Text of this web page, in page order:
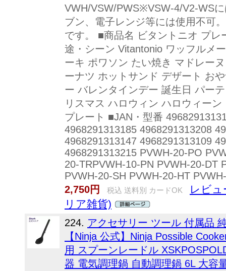
VWH/VSW/PWS※VSW-4/V2-WS
ブン、電子レンジ等には使用不可
です。 ■商品名 ビタントニオ プ
途・シーン Vitantonio ワッフルメ
ーキ ポワソン たい焼き マドレー
ーナツ ホットサンド デザート お
ー バレンタインデー 誕生日 パー
リスマス ハロウィン ハロウィー
プレート ■JAN・型番
4968291313185 4968291313208
4968291313147 4968291313109
4968291313215 PVWH-20-PO
20-TRPVWH-10-PN PVWH-20-DT
PVWH-20-SH PVWH-20-HT
2,750円
税込 送料別 カードOK
レビュ
リア雑貨)
224. アクセサリー ツール 付属品
【Ninja 公式】Ninja Possible
用 スプーンレードル
器 電気調理鍋 自動調理鍋 6L 大容